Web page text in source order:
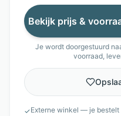
Bekijk prijs &
Je wordt doorgestuurd
voorraad,
✓Externe winkel — je bestelt